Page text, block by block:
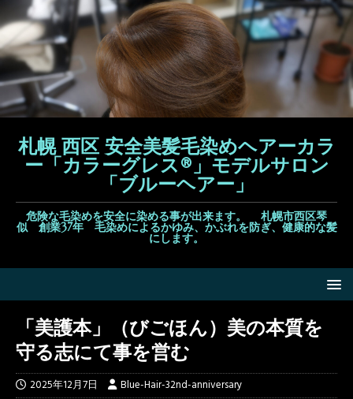
札幌 西区 安全美髪毛染めヘアーカラ
ー「カラーグレス®」モデルサロン
「ブルーヘアー」
危険な毛染めを安全に染める事が出来ます。 札幌市西区琴
似 創業37年 毛染めによるかゆみ、かぶれを防ぎ、健康的な髪
にします。
「美護本」（びごほん）美の本質を
守る志にて事を営む
2025年12月7日 Blue-Hair-32nd-anniversary